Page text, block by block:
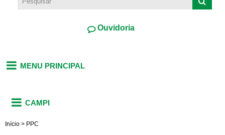
Ouvidoria
MENU PRINCIPAL
CAMPI
Início > PPC